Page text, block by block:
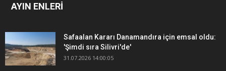
AYIN ENLERİ
Safaalan Kararı Danamandıra için emsal oldu:
'Şimdi sıra Silivri'de'
31.07.2026 14:00:05